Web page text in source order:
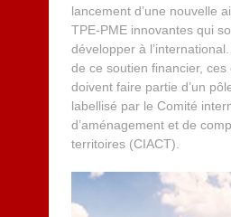
lancement d’une nouvelle
TPE-PME innovantes qui
développer à
de ce soutien financier, ces
doivent faire partie d’un
labellisé par le Comité
d’aménagement et de
territoires (CIACT).